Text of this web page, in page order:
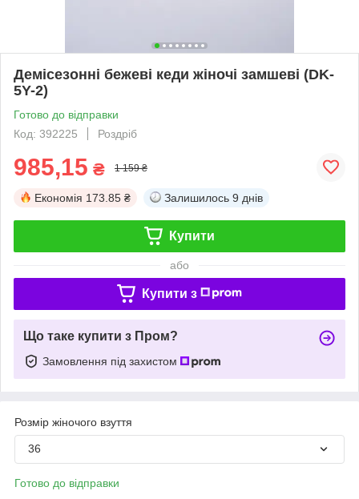
Демісезонні бежеві кеди жіночі замшеві (DK-
5Y-2)
Готово до відправки
Код: 392225
Роздріб
985,15 ₴ 1 159 ₴
Економія 173.85 ₴ Залишилось 9 днів
Купити
або
Купити з
Що таке купити з Пром?
Замовлення під захистом
Розмір жіночого взуття
36
Готово до відправки